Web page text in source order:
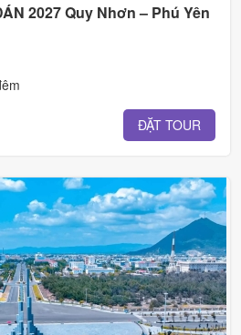
2027 Quy Nhơn – Phú Yên
ĐẶT TOUR